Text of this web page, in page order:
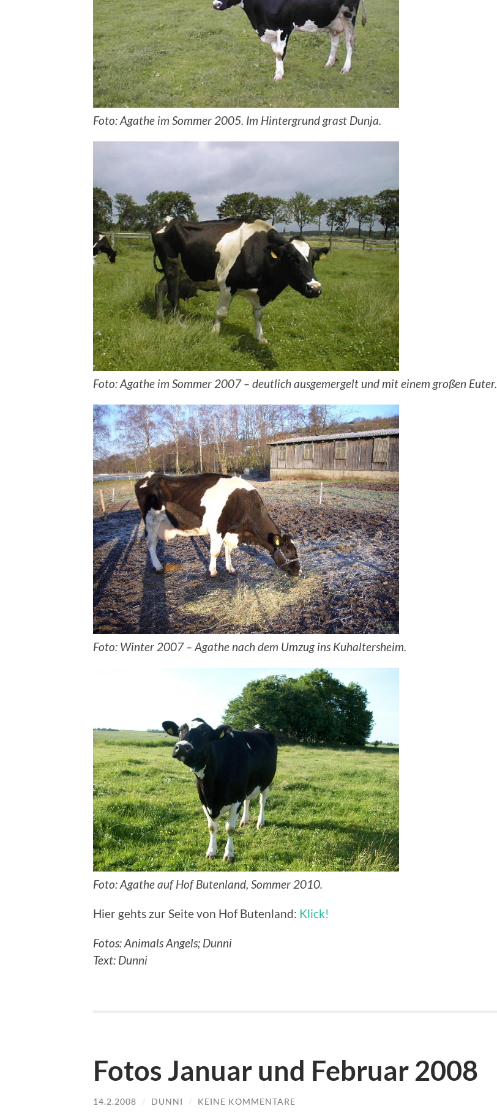
Foto: Agathe im Sommer 2005. Im Hintergrund grast Dunja.
Foto: Agathe im Sommer 2007 – deutlich ausgemergelt und mit einem großen Euter.
Foto: Winter 2007 – Agathe nach dem Umzug ins Kuhaltersheim.
Foto: Agathe auf Hof Butenland, Sommer 2010.
Hier gehts zur Seite von Hof Butenland: Klick!
Fotos: Animals Angels; Dunni
Text: Dunni
Fotos Januar und Februar 2008
14.2.2008 / DUNNI / KEINE KOMMENTARE